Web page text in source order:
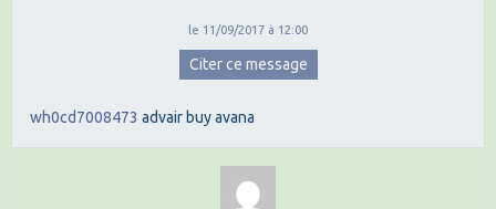
le 11/09/2017 à 12:00
Citer ce message
wh0cd7008473 advair buy avana